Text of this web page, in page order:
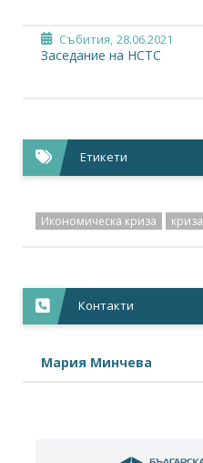
Събития, 28.06.2021
Заседание на НСТС
Етикети
Икономическа криза криза
Контакти
Мария Минчева